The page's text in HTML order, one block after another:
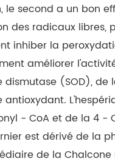
le second a un bon
des radicaux libres,
inhiber la
améliorer
dismutase (SOD), de
antioxydant.
- CoA et de la 4 -
est dérivé de la
de la Chalcone